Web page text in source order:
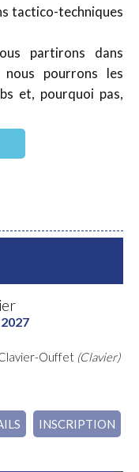
tactico-techniques
partirons dans
pourrons les
et, pourquoi pas,
Ouffet (Clavier)
INSCRIPTION